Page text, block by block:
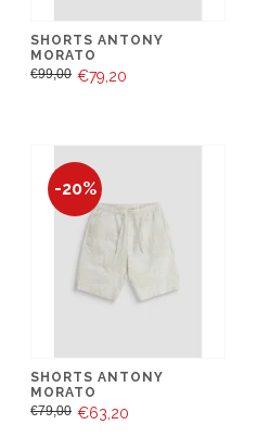
SHORTS ANTONY
MORATO
€99,00 €79,20
-20%
SHORTS ANTONY
MORATO
€79,00 €63,20